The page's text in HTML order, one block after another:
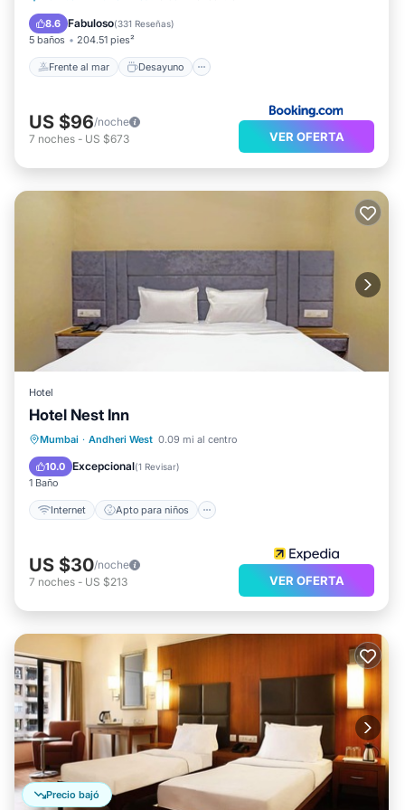
y cafetera y tetera. Es posible solicitar masajes en la
habitación y secador de pelo. Se ofrece servicio de
limpieza a petición.
8.6 Fabuloso(331 Reseñas)
5 baños 204.51 pies²
Frente al mar Desayuno
Aparcamiento
US $96/noche
7 noches - US $673 VER OFERTA
Hotel
Hotel Nest Inn
Mumbai · Andheri West 0.09 mi al centro
10.0 Excepcional(1 Revisar)
1 Baño
Internet Apto para niños
Internet
Apto para niños
Ropa de cama
US $30/noche
7 noches - US $213 VER OFERTA
Precio bajó